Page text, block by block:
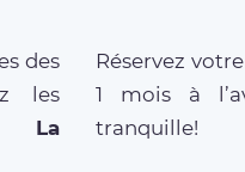
des
les
à La
Réservez
1 mois à
tranquille!